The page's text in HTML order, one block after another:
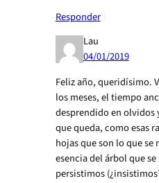
Responder
Lau
04/01/2019
Feliz año, queridísimo.
los meses, el tiempo
desprendido en olvidos
que queda, como esas
hojas que son lo que
esencia del árbol que se
persistimos